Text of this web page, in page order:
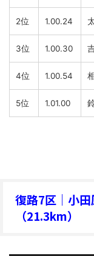
2位 1.00.24
3位 1.00.30
4位 1.00.54
5位 1.01.00
復路7区｜小
（21.3km）